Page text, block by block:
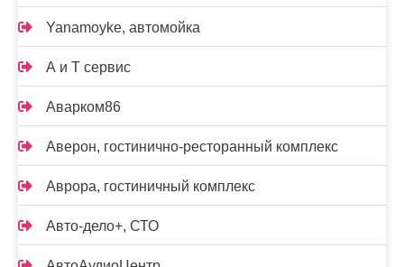
Yanamoyke, автомойка
А и Т сервис
Аварком86
Аверон, гостинично-ресторанный комплекс
Аврора, гостиничный комплекс
Авто-дело+, СТО